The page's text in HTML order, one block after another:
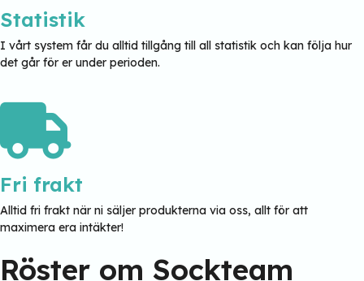
Statistik
I vårt system får du alltid tillgång till all statistik och kan följa hur
det går för er under perioden.
Fri frakt
Alltid fri frakt när ni säljer produkterna via oss, allt för att
maximera era intäkter!
Röster om Sockteam